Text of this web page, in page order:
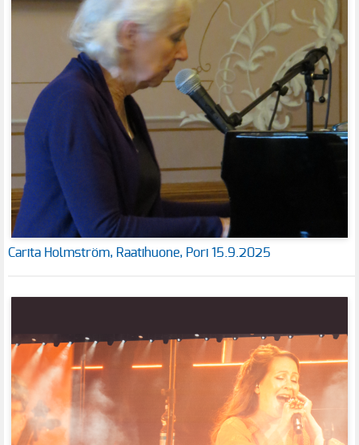
Carita Holmström, Raatihuone, Pori 15.9.2025